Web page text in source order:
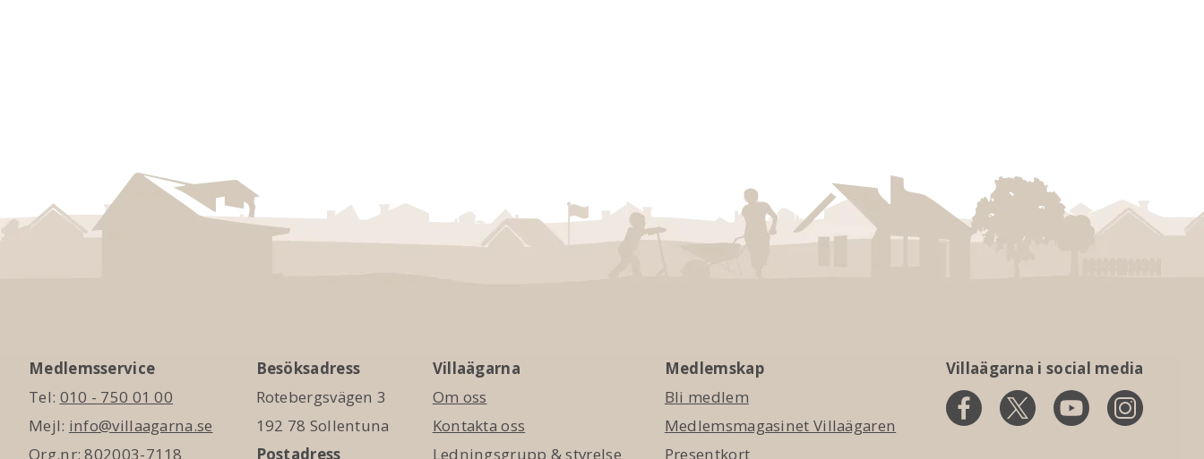
Medlemsservice
Tel: 010 - 750 01 00
Mejl: info@villaagarna.se
Org.nr: 802003-7118
Besöksadress
Rotebergsvägen 3
192 78 Sollentuna
Postadress
Villaägarna
Om oss
Kontakta oss
Ledningsgrupp & styrelse
Medlemskap
Bli medlem
Medlemsmagasinet Villaägaren
Presentkort
Villaägarna i social media